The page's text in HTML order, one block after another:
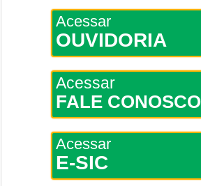
Acessar
OUVIDORIA
Acessar
FALE CONOSCO
Acessar
E-SIC